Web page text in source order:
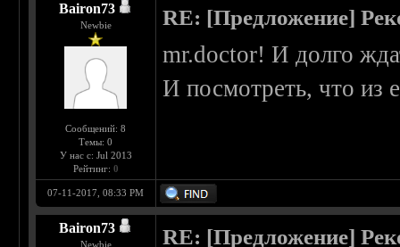
Bairon73
Newbie
Сообщений: 8
Темы: 0
У нас с: Jul 2013
Рейтинг: 0
RE: [Предложение]
mr.doctor! И долго
И посмотреть, что из
07-11-2017, 08:33 PM
Bairon73
Newbie RE: [Предложение]